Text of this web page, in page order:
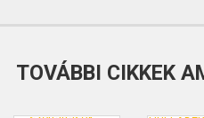
TOVÁBBI CIKKEK